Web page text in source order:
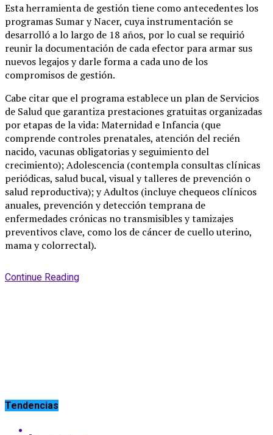
Esta herramienta de gestión tiene como antecedentes los
programas Sumar y Nacer, cuya instrumentación se
desarrolló a lo largo de 18 años, por lo cual se requirió
reunir la documentación de cada efector para armar sus
nuevos legajos y darle forma a cada uno de los
compromisos de gestión.
Cabe citar que el programa establece un plan de Servicios
de Salud que garantiza prestaciones gratuitas organizadas
por etapas de la vida: Maternidad e Infancia (que
comprende controles prenatales, atención del recién
nacido, vacunas obligatorias y seguimiento del
crecimiento); Adolescencia (contempla consultas clínicas
periódicas, salud bucal, visual y talleres de prevención o
salud reproductiva); y Adultos (incluye chequeos clínicos
anuales, prevención y detección temprana de
enfermedades crónicas no transmisibles y tamizajes
preventivos clave, como los de cáncer de cuello uterino,
mama y colorrectal).
Continue Reading
Tendencias